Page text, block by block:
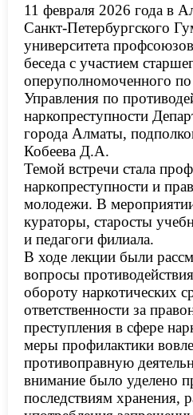
11 февраля 2026 года в
Санкт-Петербургского
университета
беседа с участием
оперуполномоченного
Управления по
наркопреступности
города Алматы,
Кобеева Д.А.
Темой встречи стала
наркопреступности и
молодежи. В
кураторы, старосты
и педагоги филиала.
В ходе лекции были
вопросы
обороту наркотических
ответственности за
преступления в сфере
меры профилактики
противоправную
внимание было уделено
последствиям хранения,